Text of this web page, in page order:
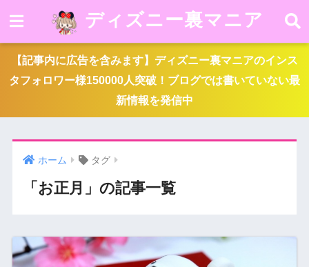
ディズニー裏マニア
【記事内に広告を含みます】ディズニー裏マニアのインス
タフォロワー様150000人突破！ブログでは書いていない最
新情報を発信中
ホーム タグ
「お正月」の記事一覧